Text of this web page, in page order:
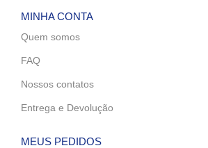
MINHA CONTA
Quem somos
FAQ
Nossos contatos
Entrega e Devolução
MEUS PEDIDOS